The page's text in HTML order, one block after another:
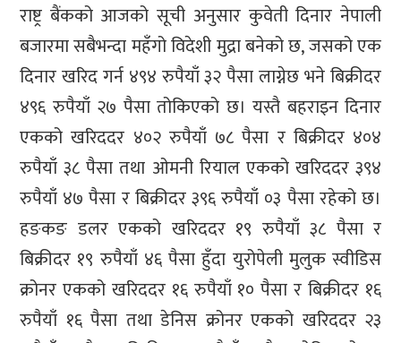
राष्ट्र बैंकको आजको सूची अनुसार कुवेती दिनार नेपाली
बजारमा सबैभन्दा महँगो विदेशी मुद्रा बनेको छ, जसको एक
दिनार खरिद गर्न ४९४ रुपैयाँ ३२ पैसा लाग्नेछ भने बिक्रीदर
४९६ रुपैयाँ २७ पैसा तोकिएको छ। यस्तै बहराइन दिनार
एकको खरिददर ४०२ रुपैयाँ ७८ पैसा र बिक्रीदर ४०४
रुपैयाँ ३८ पैसा तथा ओमनी रियाल एकको खरिददर ३९४
रुपैयाँ ४७ पैसा र बिक्रीदर ३९६ रुपैयाँ ०३ पैसा रहेको छ।
हङकङ डलर एकको खरिददर १९ रुपैयाँ ३८ पैसा र
बिक्रीदर १९ रुपैयाँ ४६ पैसा हुँदा युरोपेली मुलुक स्वीडिस
क्रोनर एकको खरिददर १६ रुपैयाँ १० पैसा र बिक्रीदर १६
रुपैयाँ १६ पैसा तथा डेनिस क्रोनर एकको खरिददर २३